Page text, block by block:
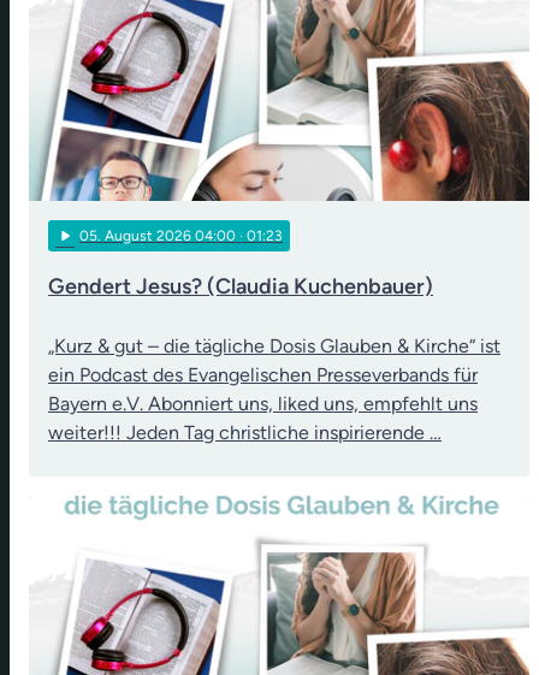
play_arrow 05. August 2026 04:00 · 01:23
Gendert Jesus? (Claudia Kuchenbauer)
„Kurz & gut – die tägliche Dosis Glauben & Kirche“ ist
ein Podcast des Evangelischen Presseverbands für
Bayern e.V. Abonniert uns, liked uns, empfehlt uns
weiter!!! Jeden Tag christliche inspirierende …